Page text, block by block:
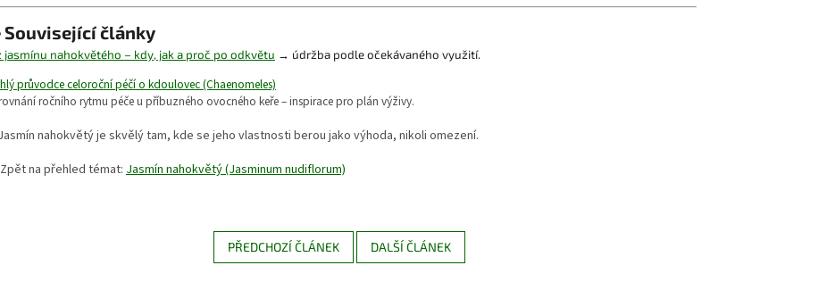
Související články
jasmínu nahokvětého – kdy, jak a proč po odkvětu → údržba podle očekávaného využití.
průvodce celoroční péčí o kdoulovec (Chaenomeles)
ročního rytmu péče u příbuzného ovocného keře – inspirace pro plán výživy.
nahokvětý je skvělý tam, kde se jeho vlastnosti berou jako výhoda, nikoli omezení.
na přehled témat: Jasmín nahokvětý (Jasminum nudiflorum)
PŘEDCHOZÍ ČLÁNEK DALŠÍ ČLÁNEK